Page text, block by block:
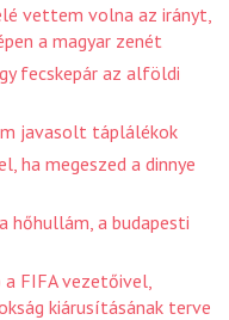
vettem volna az irányt,
a magyar zenét
fecskepár az alföldi
javasolt táplálékok
ha megeszed a dinnye
a budapesti
FIFA vezetőivel,
kiárusításának terve